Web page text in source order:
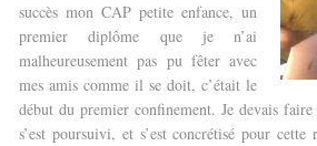
succès mon CAP petite enfance, un
premier diplôme que je n’ai
malheureusement pas pu fêter avec
mes amis comme il se doit, c’était le
début du premier confinement. Je devais
s’est poursuivi, et s’est concrétisé pour